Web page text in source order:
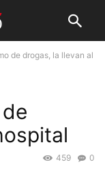
de drogas, la llevan al
0
459